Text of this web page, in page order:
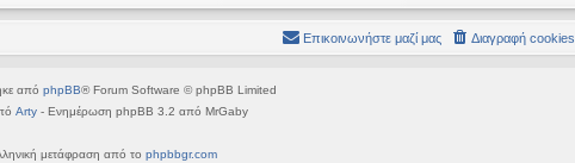
Διαγραφή cookies
Επικοινωνήστε μαζί μας
από phpBB® Forum Software © phpBB Limited
Arty- Ενημέρωση phpBB 3.2 από MrGaby
μετάφραση από το phpbbgr.com